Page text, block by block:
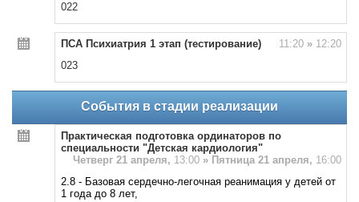
022
ПСА Психиатрия 1 этап (тестирование) 11:20 »12:20
023
События в стадии реализации
Практическая подготовка ординаторов по
специальности "Детская кардиология"
Четверг 21 апреля, 13:00 » Пятница 21 апреля, 16:00
2.8 - Базовая сердечно-легочная реанимация у детей от
1 года до 8 лет,